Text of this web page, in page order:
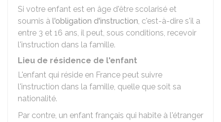
Si votre enfant est en âge d'être scolarisé et
soumis à l'obligation d'instruction, c'est-à-dire s'il a
entre 3 et 16 ans, il peut, sous conditions, recevoir
l'instruction dans la famille.
Lieu de résidence de l'enfant
L'enfant qui réside en France peut suivre
l'instruction dans la famille, quelle que soit sa
nationalité.
Par contre, un enfant français qui habite à l'étranger